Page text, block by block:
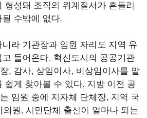
형성돼 조직의 위계질서가 흔들리
수밖에 없다.
라 기관장과 임원 자리도 지역 유
들어온다. 혁신도시의 공공기관
, 감사, 상임이사, 비상임이사를 맡
쉽게 찾아볼 수 있다. 지방 이전 공
임원 중에 지자체 단체장, 지역 국
의원, 시민단체 출신이 얼마나 되는